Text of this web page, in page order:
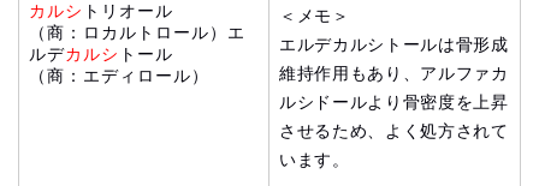
カルシ トリオール
（商：ロカルトロール）エ
ルデカルシ トール
（商：エディロール）
＜メモ＞
エルデカルシトールは骨形成
維持作用もあり、アルファカ
ルシドールより骨密度を上昇
させるため、よく処方されて
います。